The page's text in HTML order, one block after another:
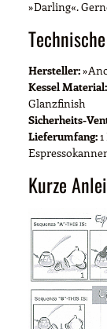
»Darling«.
Hersteller:
Kessel Material:
Glanzfinish
Sicherheits-
Lieferumfang:
Kurze